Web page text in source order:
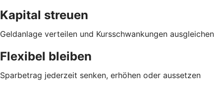
Kapital streuen
Geldanlage verteilen und Kursschwankungen ausgleichen
Flexibel bleiben
Sparbetrag jederzeit senken, erhöhen oder aussetzen